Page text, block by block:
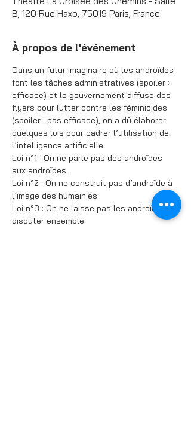
B, 120 Rue Haxo, 75019 Paris, France
À propos de l'événement
Dans un futur imaginaire où les androïdes
font les tâches administratives (spoiler :
efficace) et le gouvernement diffuse des
flyers pour lutter contre les féminicides
(spoiler : pas efficace), on a dû élaborer
quelques lois pour cadrer l’utilisation de
l’intelligence artificielle.
Loi n°1 : On ne parle pas des androïdes
aux androïdes.
Loi n°2 : On ne construit pas d’androïde à
l’image des humain·es.
Loi n°3 : On ne laisse pas les androïdes
discuter ensemble.